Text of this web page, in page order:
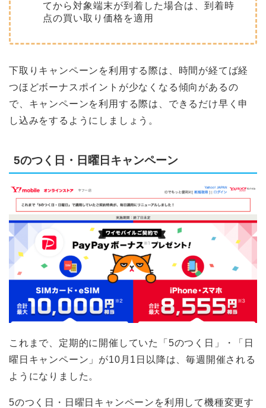
てから対象端末が到着した場合は、到着時
点の買い取り価格を適用
下取りキャンペーンを利用する際は、時間が経てば経
つほどボーナスポイントが少なくなる傾向があるの
で、キャンペーンを利用する際は、できるだけ早く申
し込みをするようにしましょう。
5のつく日・日曜日キャンペーン
これまで、定期的に開催していた「5のつく日」・「日
曜日キャンペーン」が10月1日以降は、毎週開催される
ようになりました。
5のつく日・日曜日キャンペーンを利用して機種変更す